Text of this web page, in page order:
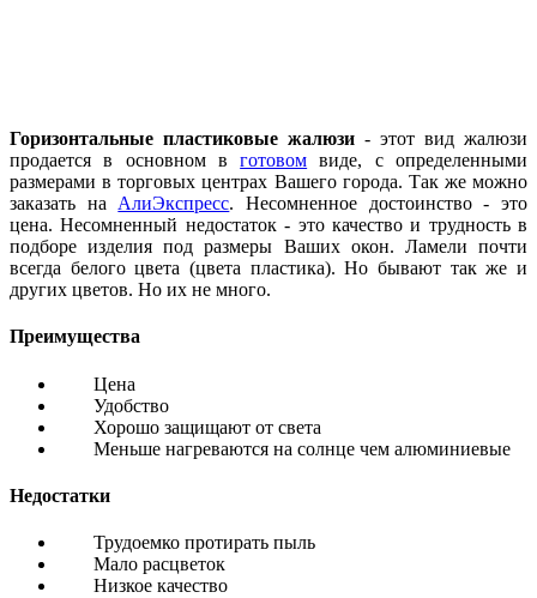
Горизонтальные пластиковые жалюзи - этот вид жалюзи
продается в основном вготовом виде, с определенными
размерами в торговых центрах Вашего города. Так же можно
заказать на АлиЭкспресс. Несомненное достоинство - это
цена. Несомненный недостаток - это качество и трудность в
подборе изделия под размеры Ваших окон. Ламели почти
всегда белого цвета (цвета пластика). Но бывают так же и
других цветов. Но их не много.
Преимущества
Цена
Удобство
Хорошо защищают от света
Меньше нагреваются на солнце чем алюминиевые
Недостатки
Трудоемко протирать пыль
Мало расцветок
Низкое качество